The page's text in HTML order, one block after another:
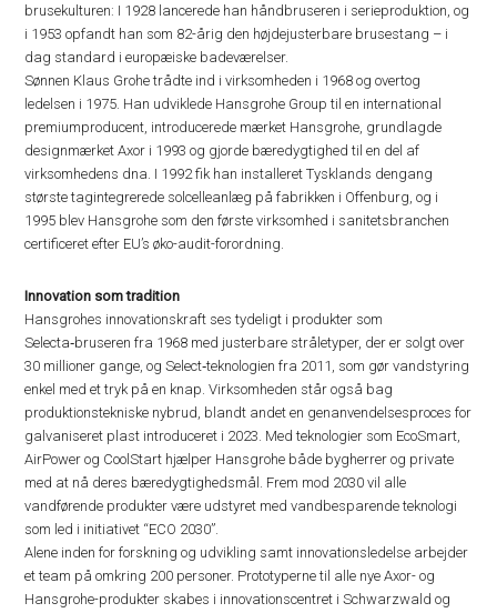
brusekulturen: I 1928 lancerede han håndbruseren i serieproduktion, og
i 1953 opfandt han som 82-årig den højdejusterbare brusestang – i
dag standard i europæiske badeværelser.
Sønnen Klaus Grohe trådte ind i virksomheden i 1968 og overtog
ledelsen i 1975. Han udviklede Hansgrohe Group til en international
premiumproducent, introducerede mærket Hansgrohe, grundlagde
designmærket Axor i 1993 og gjorde bæredygtighed til en del af
virksomhedens dna. I 1992 fik han installeret Tysklands dengang
største tagintegrerede solcelleanlæg på fabrikken i Offenburg, og i
1995 blev Hansgrohe som den første virksomhed i sanitetsbranchen
certificeret efter EU’s øko-audit-forordning.
Innovation som tradition
Hansgrohes innovationskraft ses tydeligt i produkter som
Selecta‑bruseren fra 1968 med justerbare stråletyper, der er solgt over
30 millioner gange, og Select‑teknologien fra 2011, som gør vandstyring
enkel med et tryk på en knap. Virksomheden står også bag
produktionstekniske nybrud, blandt andet en genanvendelsesproces for
galvaniseret plast introduceret i 2023. Med teknologier som EcoSmart,
AirPower og CoolStart hjælper Hansgrohe både bygherrer og private
med at nå deres bæredygtighedsmål. Frem mod 2030 vil alle
vandførende produkter være udstyret med vandbesparende teknologi
som led i initiativet “ECO 2030”.
Alene inden for forskning og udvikling samt innovationsledelse arbejder
et team på omkring 200 personer. Prototyperne til alle nye Axor- og
Hansgrohe-produkter skabes i innovationscentret i Schwarzwald og